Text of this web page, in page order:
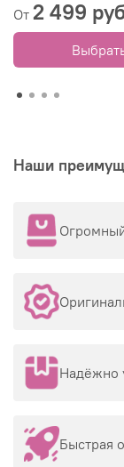
От 2 499
Наши
Надёжно
Быстрая